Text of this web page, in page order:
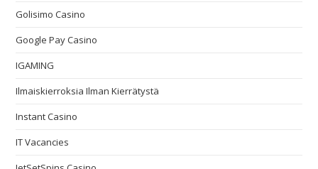
Golisimo Casino
Google Pay Casino
IGAMING
Ilmaiskierroksia Ilman Kierrätystä
Instant Casino
IT Vacancies